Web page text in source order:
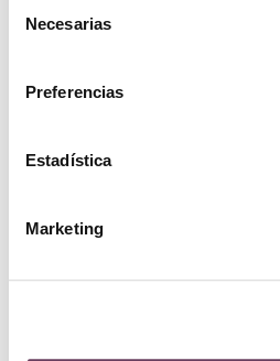
Necesarias
Preferencias
Estadística
Marketing